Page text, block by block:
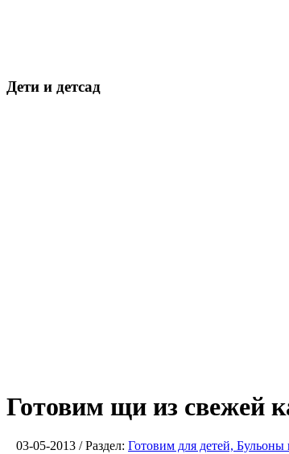
Дети и детсад
Готовим щи из свежей
03-05-2013 / Раздел: Готовим для детей,